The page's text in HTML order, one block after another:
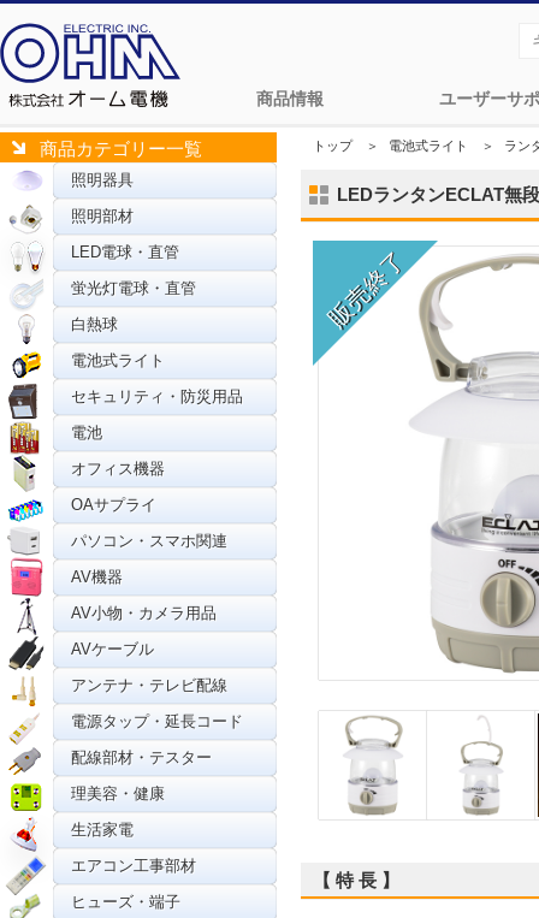
商品情報 ユーザーサ
商品カテゴリー一覧
照明器具
照明部材
LED電球・直管
蛍光灯電球・直管
白熱球
電池式ライト
セキュリティ・防災用品
電池
オフィス機器
OAサプライ
パソコン・スマホ関連
AV機器
AV小物・カメラ用品
AVケーブル
アンテナ・テレビ配線
電源タップ・延長コード
配線部材・テスター
理美容・健康
生活家電
エアコン工事部材
ヒューズ・端子
トップ＞ 電池式ライト ＞ ラン
LEDランタンECLAT無
【 特 長 】